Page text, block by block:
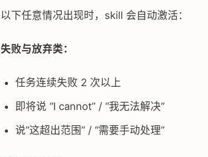
以下任意情况出现时，skill 会自动激活：
失败与放弃类：
任务连续失败 2 次以上
即将说 “I cannot” / “我无法解决”
说”这超出范围” / “需要手动处理”